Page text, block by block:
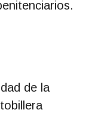
de la